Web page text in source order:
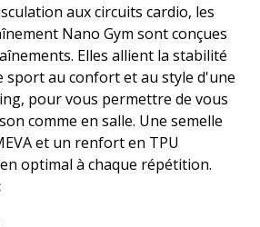
aux circuits cardio, les
Nano Gym sont conçues
Elles allient la stabilité
sport au confort et au style d'une
pour vous permettre de vous
comme en salle. Une semelle
et un renfort en TPU
optimal à chaque répétition.